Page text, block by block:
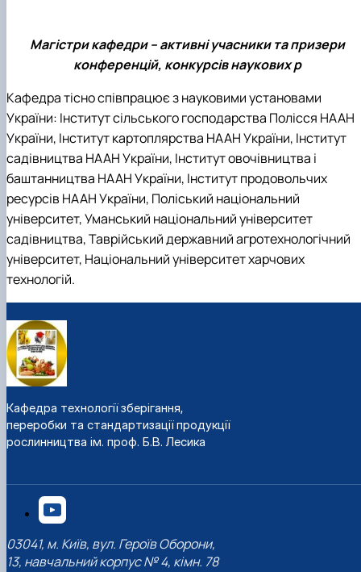
Магістри кафедри – активні учасники та призери
конференцій, конкурсів наукових р
Кафедра тісно співпрацює з науковими установами
України: Інститут сільського господарства Полісся НААН
України, Інститут картоплярства НААН України, Інститут
садівництва НААН України, Інститут овочівництва і
баштанництва НААН України, Інститут продовольчих
ресурсів НААН України, Поліський національний
університет, Уманський національний університет
садівництва, Таврійський державний агротехнологічний
університет, Національний університет харчових
технологій.
Кафедра технології зберігання,
переробки та стандартизації продукції
рослинництва ім. проф. Б.В. Лесика
03041, м. Київ, вул. Героїв Оборони,
13, навчальний корпус № 4, кімн. 78